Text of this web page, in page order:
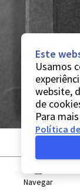
Navegar
Este
Usamos
website,
de
Para
Política